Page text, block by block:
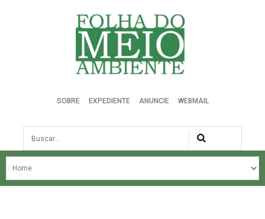
Folha do Meio Ambiente
SOBRE EXPEDIENTE ANUNCIE WEBMAIL
Busca
NOSSA HISTÓRIA